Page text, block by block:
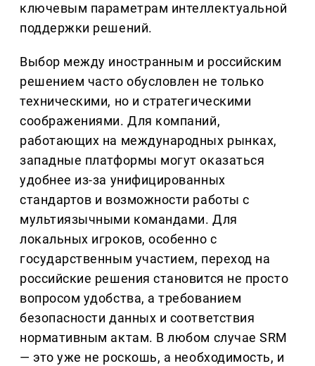
ключевым параметрам интеллектуальной
поддержки решений.
Выбор между иностранным и российским
решением часто обусловлен не только
техническими, но и стратегическими
соображениями. Для компаний,
работающих на международных рынках,
западные платформы могут оказаться
удобнее из-за унифицированных
стандартов и возможности работы с
мультиязычными командами. Для
локальных игроков, особенно с
государственным участием, переход на
российские решения становится не просто
вопросом удобства, а требованием
безопасности данных и соответствия
нормативным актам. В любом случае SRM
— это уже не роскошь, а необходимость, и